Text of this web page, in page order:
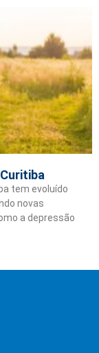
tem evoluído
novas
a depressão